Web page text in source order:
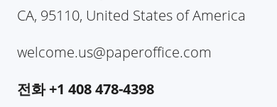
CA, 95110, United States of America
welcome.us@paperoffice.com
전화 +1 408 478-4398